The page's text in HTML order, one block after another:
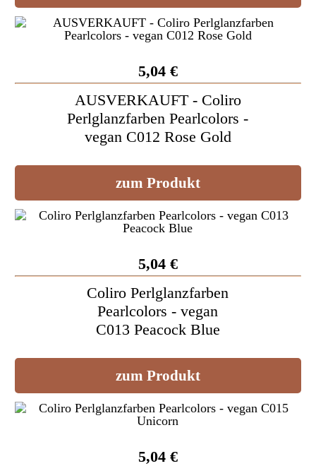
5,04 €
AUSVERKAUFT - Coliro
Perlglanzfarben Pearlcolors -
vegan C012 Rose Gold
zum Produkt
5,04 €
Coliro Perlglanzfarben
Pearlcolors - vegan
C013 Peacock Blue
zum Produkt
5,04 €